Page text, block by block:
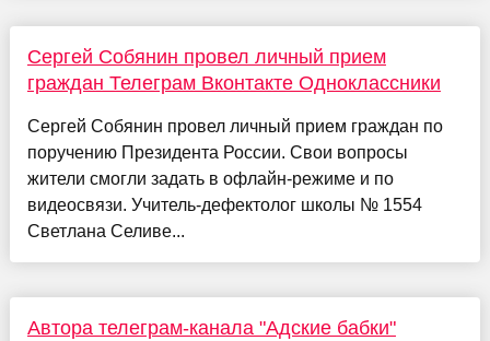
Сергей Собянин провел личный прием
граждан Телеграм Вконтакте Одноклассники
Сергей Собянин провел личный прием граждан по
поручению Президента России. Свои вопросы
жители смогли задать в офлайн-режиме и по
видеосвязи. Учитель-дефектолог школы № 1554
Светлана Селиве...
Автора телеграм-канала "Адские бабки"